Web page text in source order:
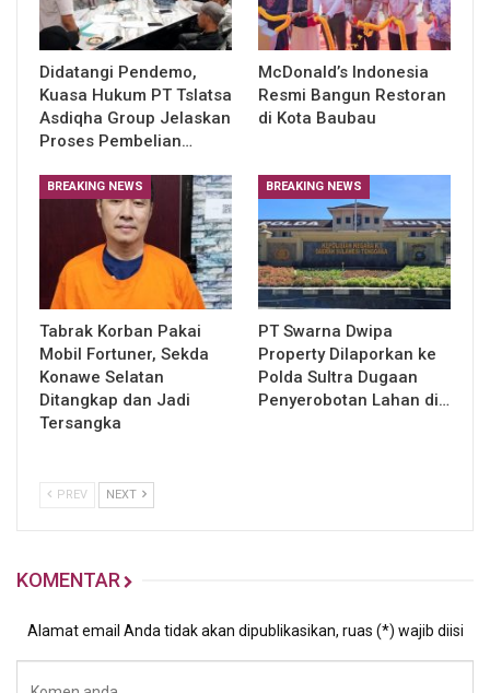
Didatangi Pendemo,
Kuasa Hukum PT Tslatsa
Asdiqha Group Jelaskan
Proses Pembelian…
McDonald’s Indonesia
Resmi Bangun Restoran
di Kota Baubau
BREAKING NEWS
Tabrak Korban Pakai
Mobil Fortuner, Sekda
Konawe Selatan
Ditangkap dan Jadi
Tersangka
BREAKING NEWS
PT Swarna Dwipa
Property Dilaporkan ke
Polda Sultra Dugaan
Penyerobotan Lahan di…
PREV NEXT
KOMENTAR
Alamat email Anda tidak akan dipublikasikan, ruas (*) wajib diisi